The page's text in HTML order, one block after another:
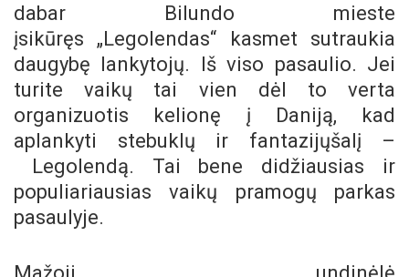
dabar Bilundo mieste
įsikūręs „Legolendas“ kasmet sutraukia
daugybę lankytojų. Iš viso pasaulio. Jei
turite vaikų tai vien dėl to verta
organizuotis kelionę į Daniją, kad
aplankyti stebuklų ir fantazijųšalį –
Legolendą. Tai bene didžiausias ir
populiariausias vaikų pramogų parkas
pasaulyje.